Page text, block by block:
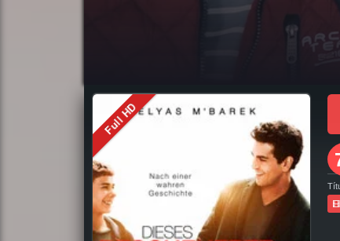
Un Corazón Extraordinario pelicula completa en español latino, trailer Un Corazón Extraordinario, Un Corazón Extraordinario trailer, ver
completa torrent, descargar Un Corazón Extraordinario pelicula completa utorrent, descargar Un Corazón Extraordinario pelicula
Un Corazón Extraordinario Online, ver gratis Un Corazón Extraordinario online, ver pelicula Un Corazón Extraordinario online, ver Un
Latino, Pelicula Un Corazón Extraordinario Latino Online, Pelicula Un Corazón Extraordinario Español Online, Pelicula Un Corazón
Full HD